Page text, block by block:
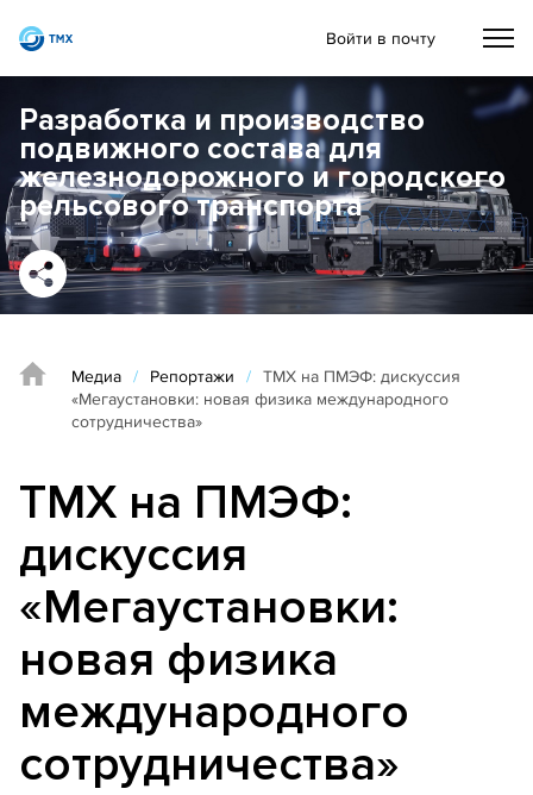
Войти в почту
Разработка и производство
подвижного состава для
железнодорожного и городского
рельсового транспорта
Медиа / Репортажи / ТМХ на ПМЭФ: дискуссия
«Мегаустановки: новая физика международного
сотрудничества»
ТМХ на ПМЭФ:
дискуссия
«Мегаустановки:
новая физика
международного
сотрудничества»